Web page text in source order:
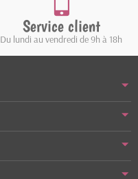
Service client
Du lundi au vendredi de 9h à 18h